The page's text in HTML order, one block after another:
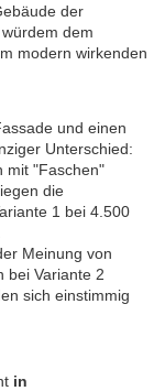
der
dem
modern wirkenden
und einen
Unterschied:
mit "Faschen"
die
1 bei 4.500
Meinung von
bei Variante 2
sich einstimmig
in